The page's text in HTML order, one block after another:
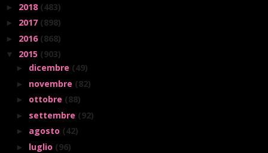
► 2018 (483)
► 2017 (898)
► 2016 (868)
▼ 2015 (903)
► dicembre (49)
► novembre (82)
► ottobre (88)
► settembre (92)
► agosto (42)
► luglio (96)